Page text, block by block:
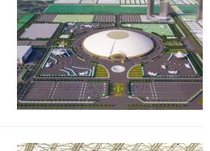
Infographic
Góc ảnh
Công nghệ
Hitech Công nghệ tương lai